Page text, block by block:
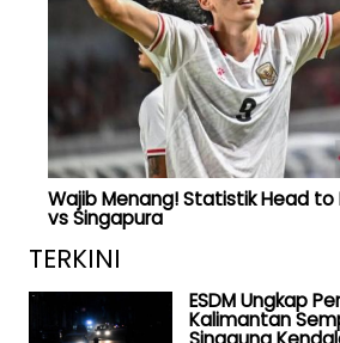
Wajib Menang! Statistik Head to
vs Singapura
TERKINI
ESDM Ungkap
Kalimantan